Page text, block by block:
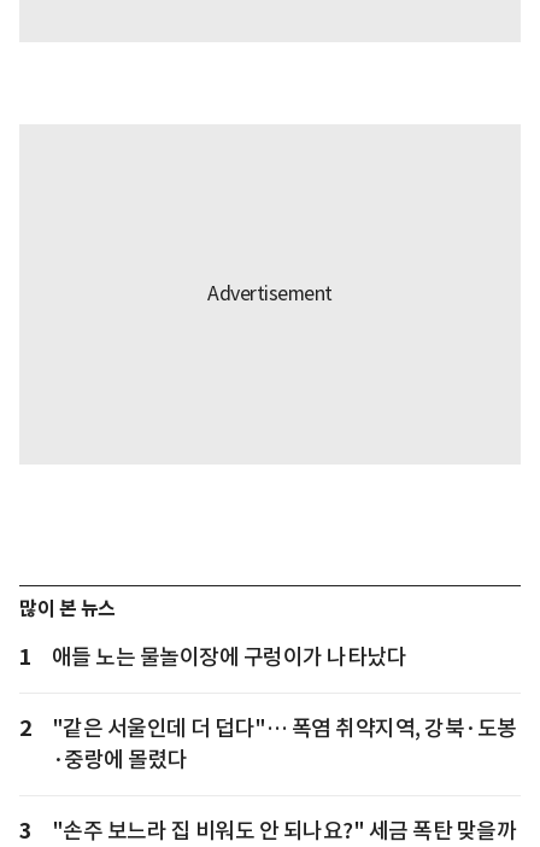
많이 본 뉴스
1 애들 노는 물놀이장에 구렁이가 나타났다
2
"같은 서울인데 더 덥다"… 폭염 취약지역, 강북·도봉
·중랑에 몰렸다
3
"손주 보느라 집 비워도 안 되나요?" 세금 폭탄 맞을까